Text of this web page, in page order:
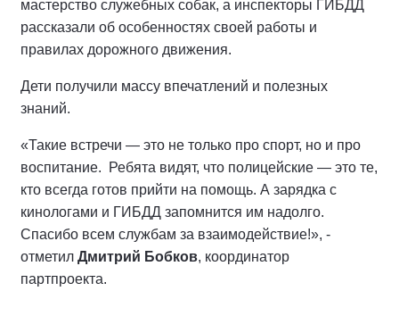
мастерство служебных собак, а инспекторы ГИБДД
рассказали об особенностях своей работы и
правилах дорожного движения.
Дети получили массу впечатлений и полезных
знаний.
«Такие встречи — это не только про спорт, но и про
воспитание. Ребята видят, что полицейские — это те,
кто всегда готов прийти на помощь. А зарядка с
кинологами и ГИБДД запомнится им надолго.
Спасибо всем службам за взаимодействие!», -
отметил Дмитрий Бобков, координатор
партпроекта.